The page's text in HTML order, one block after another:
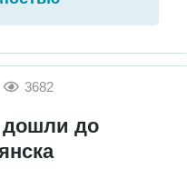
3682
дошли до